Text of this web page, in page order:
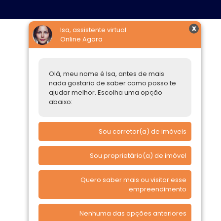
Isa, assistente virtual
Online Agora
Olá, meu nome é Isa, antes de mais
nada gostaria de saber como posso te
ajudar melhor. Escolha uma opção
abaixo:
Sou corretor(a) de imóveis
Sou proprietário(a) de imóvel
Quero saber mais ou visitar esse
empreendimento
Nenhuma das opções anteriores
Comprar ou alugar
Quero Comprar